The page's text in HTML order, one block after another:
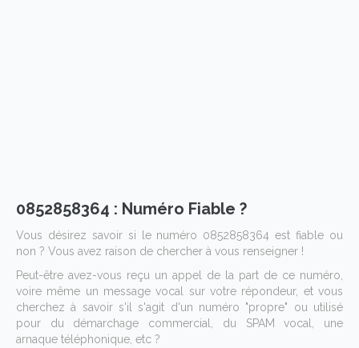
0852858364 : Numéro Fiable ?
Vous désirez savoir si le numéro 0852858364 est fiable ou
non ? Vous avez raison de chercher à vous renseigner !
Peut-être avez-vous reçu un appel de la part de ce numéro,
voire même un message vocal sur votre répondeur, et vous
cherchez à savoir s'il s'agit d'un numéro "propre" ou utilisé
pour du démarchage commercial, du SPAM vocal, une
arnaque téléphonique, etc ?